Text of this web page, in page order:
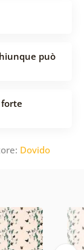
può
Dovido